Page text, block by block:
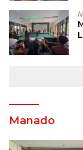
Manado